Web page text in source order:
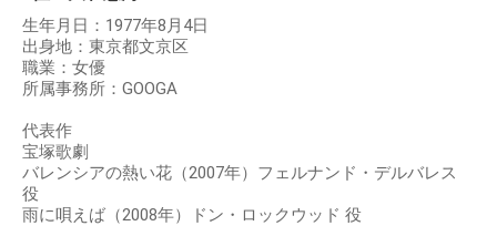
生年月日：1977年8月4日
出身地：東京都文京区
職業：女優
所属事務所：GOOGA
代表作
宝塚歌劇
バレンシアの熱い花（2007年）フェルナンド・デルバレス
役
雨に唄えば（2008年）ドン・ロックウッド 役